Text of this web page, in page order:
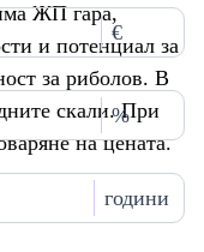
ЖП гара,
и потенциал за
за риболов. В
скали. При
на цената.
€
%
години